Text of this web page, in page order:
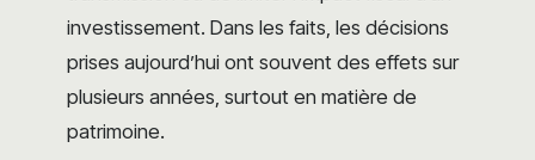
investissement. Dans les faits, les décisions
prises aujourd’hui ont souvent des effets sur
plusieurs années, surtout en matière de
patrimoine.